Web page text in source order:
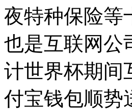
夜特种保险等
也是互联网公
计世界杯期间
付宝钱包顺势